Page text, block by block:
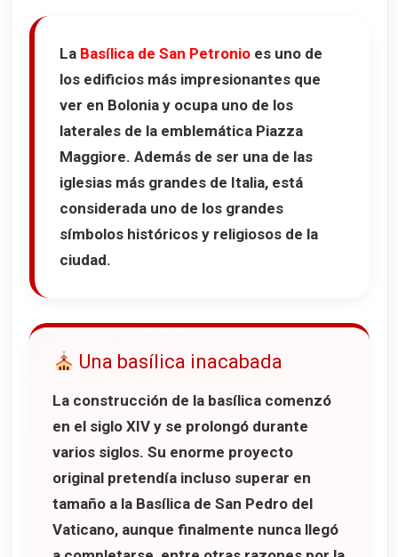
La Basílica de San Petronio es uno de
los edificios más impresionantes que
ver en Bolonia y ocupa uno de los
laterales de la emblemática Piazza
Maggiore. Además de ser una de las
iglesias más grandes de Italia, está
considerada uno de los grandes
símbolos históricos y religiosos de la
ciudad.
Una basílica inacabada
La construcción de la basílica comenzó
en el siglo XIV y se prolongó durante
varios siglos. Su enorme proyecto
original pretendía incluso superar en
tamaño a la Basílica de San Pedro del
Vaticano, aunque finalmente nunca llegó